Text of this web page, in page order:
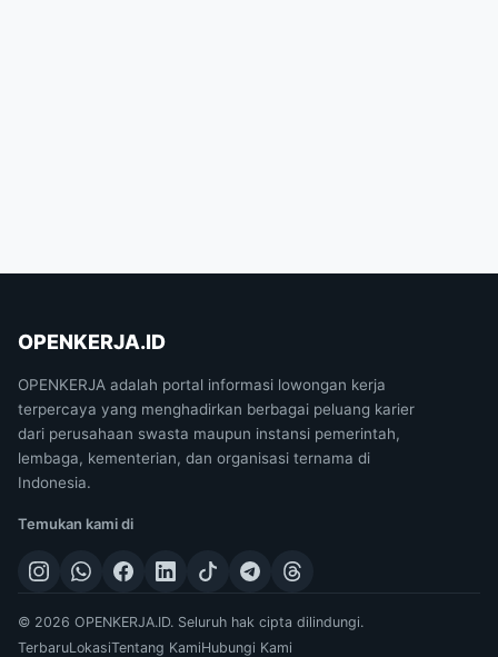
OPENKERJA.ID
OPENKERJA adalah portal informasi lowongan kerja
terpercaya yang menghadirkan berbagai peluang karier
dari perusahaan swasta maupun instansi pemerintah,
lembaga, kementerian, dan organisasi ternama di
Indonesia.
Temukan kami di
© 2026 OPENKERJA.ID. Seluruh hak cipta dilindungi.
TerbaruLokasiTentang KamiHubungi Kami